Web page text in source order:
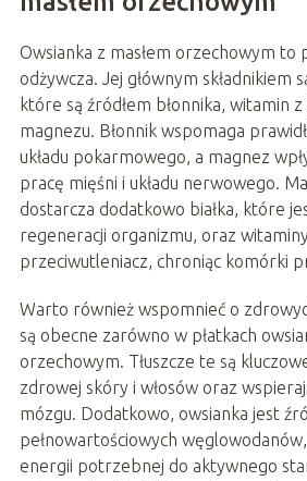
Owsianka z masłem orzechowym to
odżywcza. Jej głównym składnikiem
które są źródłem błonnika, witamin
magnezu. Błonnik wspomaga
układu pokarmowego, a magnez
pracę mięśni i układu nerwowego.
dostarcza dodatkowo białka, które
regeneracji organizmu, oraz
przeciwutleniacz, chroniąc komórki
Warto również wspomnieć o
są obecne zarówno w płatkach
orzechowym. Tłuszcze te są
zdrowej skóry i włosów oraz
mózgu. Dodatkowo, owsianka jest
pełnowartościowych
energii potrzebnej do aktywnego